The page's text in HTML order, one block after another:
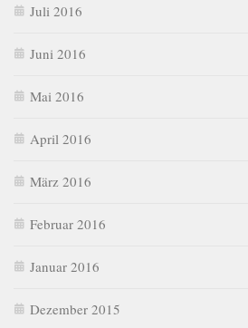
Juli 2016
Juni 2016
Mai 2016
April 2016
März 2016
Februar 2016
Januar 2016
Dezember 2015